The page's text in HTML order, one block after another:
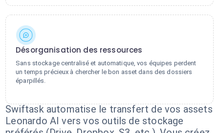
Désorganisation des ressources
Sans stockage centralisé et automatique, vos équipes perdent
un temps précieux à chercher le bon asset dans des dossiers
éparpillés.
Swiftask automatise le transfert de vos assets
Leonardo AI vers vos outils de stockage